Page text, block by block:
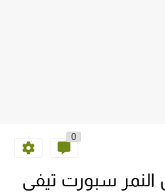
0
سبورت تيفي